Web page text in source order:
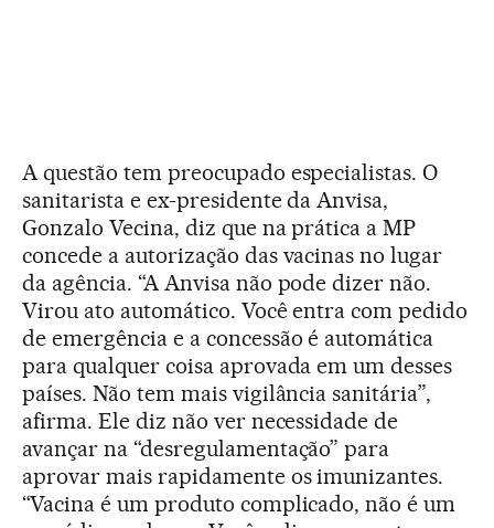
A questão tem preocupado especialistas. O
sanitarista e ex-presidente da Anvisa,
Gonzalo Vecina, diz que na prática a MP
concede a autorização das vacinas no lugar
da agência. “A Anvisa não pode dizer não.
Virou ato automático. Você entra com pedido
de emergência e a concessão é automática
para qualquer coisa aprovada em um desses
países. Não tem mais vigilância sanitária”,
afirma. Ele diz não ver necessidade de
avançar na “desregulamentação” para
aprovar mais rapidamente os imunizantes.
“Vacina é um produto complicado, não é um